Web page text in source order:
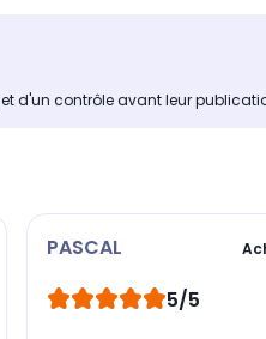
d'un contrôle avant leur
PASCAL
5/5